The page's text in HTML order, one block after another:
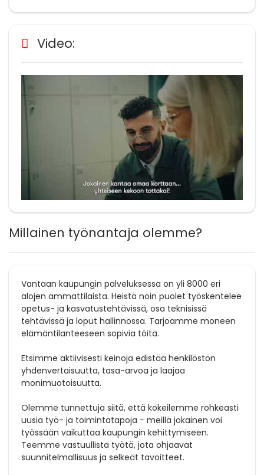
Video:
Millainen työnantaja olemme?
Vantaan kaupungin palveluksessa on yli 8000 eri
alojen ammattilaista. Heistä noin puolet työskentelee
opetus- ja kasvatustehtävissä, osa teknisissä
tehtävissä ja loput hallinnossa. Tarjoamme moneen
elämäntilanteeseen sopivia töitä.
Etsimme aktiivisesti keinoja edistää henkilöstön
yhdenvertaisuutta, tasa-arvoa ja laajaa
monimuotoisuutta.
Olemme tunnettuja siitä, että kokeilemme rohkeasti
uusia työ- ja toimintatapoja − meillä jokainen voi
työssään vaikuttaa kaupungin kehittymiseen.
Teemme vastuullista työtä, jota ohjaavat
suunnitelmallisuus ja selkeät tavoitteet.